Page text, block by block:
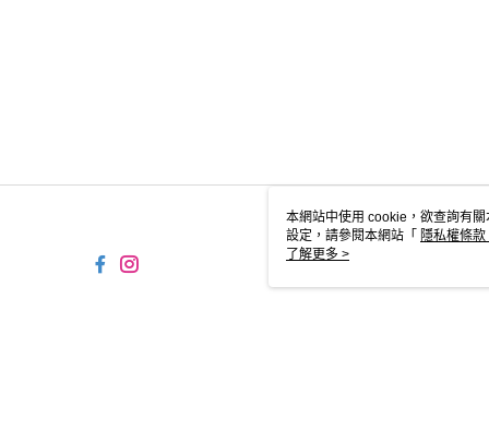
本網站中使用 cookie，欲查詢有
設定，請參閱本網站「 隱私權條款
使用 cookie。
了解更多 >